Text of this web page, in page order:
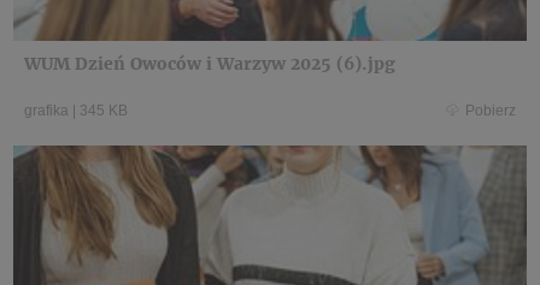
WUM Dzień Owoców i Warzyw 2025 (6).jpg
grafika | 345 KB Pobierz